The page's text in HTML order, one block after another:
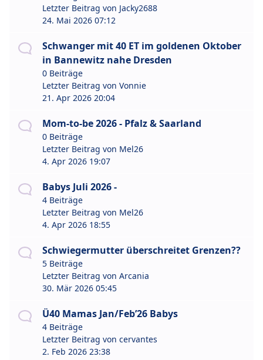
Letzter Beitrag von Jacky2688
24. Mai 2026 07:12
Schwanger mit 40 ET im goldenen Oktober
in Bannewitz nahe Dresden
0 Beiträge
Letzter Beitrag von Vonnie
21. Apr 2026 20:04
Mom-to-be 2026 - Pfalz & Saarland
0 Beiträge
Letzter Beitrag von Mel26
4. Apr 2026 19:07
Babys Juli 2026 -
4 Beiträge
Letzter Beitrag von Mel26
4. Apr 2026 18:55
Schwiegermutter überschreitet Grenzen??
5 Beiträge
Letzter Beitrag von Arcania
30. Mär 2026 05:45
Ü40 Mamas Jan/Feb’26 Babys
4 Beiträge
Letzter Beitrag von cervantes
2. Feb 2026 23:38